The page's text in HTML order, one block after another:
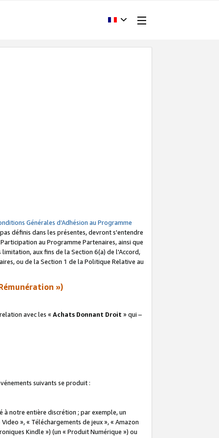
Générales d’Adhésion au Programme
définis dans les présentes, devront s'entendre
au Programme Partenaires, ainsi que
aux fins de la Section 6(a) de l'Accord,
ou de la Section 1 de la Politique Relative au
»)
avec les « Achats Donnant Droit » qui –
suivants se produit :
notre entière discrétion ; par exemple, un
», « Téléchargements de jeux », « Amazon
Kindle ») (un « Produit Numérique ») ou